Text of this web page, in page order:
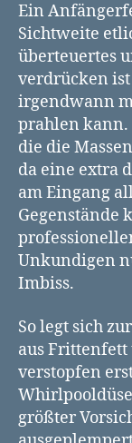
Ein
Sichtweite
überteuertes
verdrücken
irgendwann
prahlen kann.
die die
da eine extra
am Eingang
Gegenstände
Unkundigen
Imbiss.
So legt sich
aus Frittenfett
verstopfen
größter